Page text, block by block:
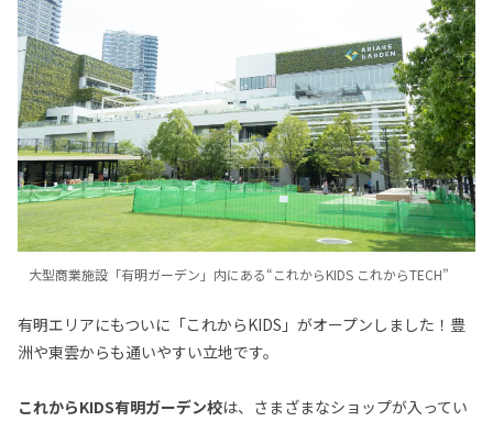
大型商業施設「有明ガーデン」内にある“これからKIDS これからTECH”
有明エリアにもついに「これからKIDS」がオープンしました！豊
洲や東雲からも通いやすい立地です。
これからKIDS有明ガーデン校は、さまざまなショップが入ってい